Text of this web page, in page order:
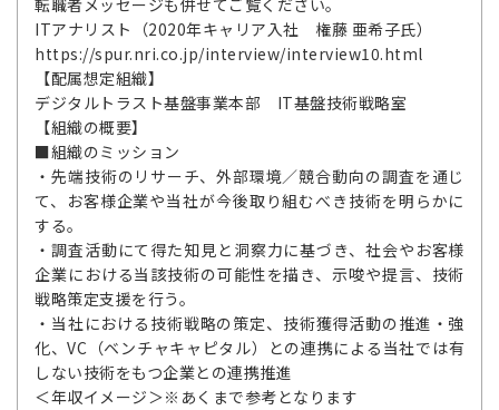
ITアナリスト（2020年キャリア入社 権藤 亜希子氏）
https://spur.nri.co.jp/interview/interview10.html
【配属想定組織】
デジタルトラスト基盤事業本部 IT基盤技術戦略室
【組織の概要】
■組織のミッション
・先端技術のリサーチ、外部環境／競合動向の調査を通じ
て、お客様企業や当社が今後取り組むべき技術を明らかに
する。
・調査活動にて得た知見と洞察力に基づき、社会やお客様
企業における当該技術の可能性を描き、示唆や提言、技術
戦略策定支援を行う。
・当社における技術戦略の策定、技術獲得活動の推進・強
化、VC（ベンチャキャピタル）との連携による当社では有
しない技術をもつ企業との連携推進
＜年収イメージ＞※あくまで参考となります